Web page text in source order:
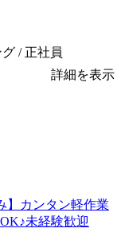
/ 正社員
詳細を表示